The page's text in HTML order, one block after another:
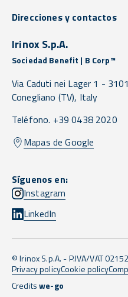
Direcciones y contactos
Irinox S.p.A.
Sociedad Benefit | B Corp™
Via Caduti nei Lager 1 -
Conegliano (TV), Italy
Teléfono. +39 0438 2020
Mapas de Google
Síguenos en:
Instagram
LinkedIn
© Irinox S.p.A. - P.IVA/VAT
Privacy policyCookie policy
Creditswe-go